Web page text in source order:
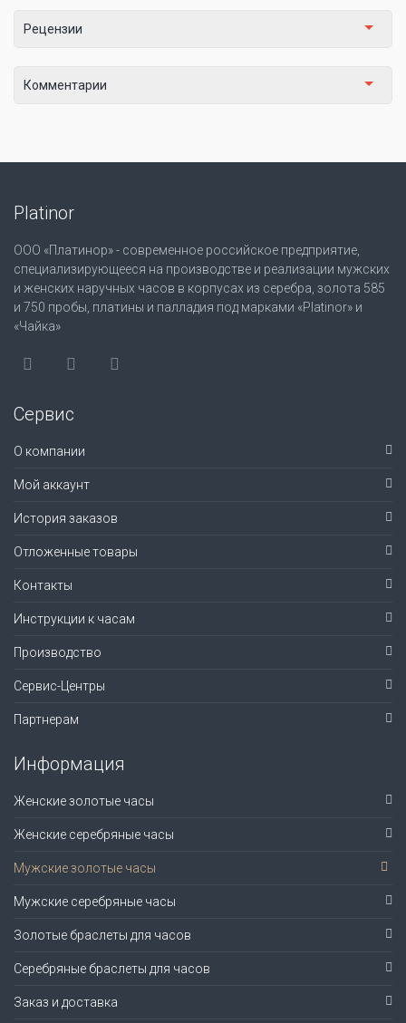
Рецензии
Комментарии
Platinor
ООО «Платинор» - современное российское предприятие,
специализирующееся на производстве и реализации мужских
и женских наручных часов в корпусах из серебра, золота 585
и 750 пробы, платины и палладия под марками «Platinor» и
«Чайка»
Сервис
О компании
Мой аккаунт
История заказов
Отложенные товары
Контакты
Инструкции к часам
Производство
Сервис-Центры
Партнерам
Информация
Женские золотые часы
Женские серебряные часы
Мужские золотые часы
Мужские серебряные часы
Золотые браслеты для часов
Серебряные браслеты для часов
Заказ и доставка